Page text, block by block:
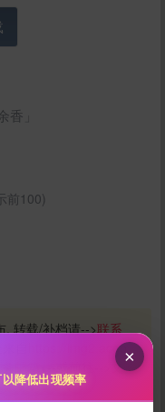
给千载琉璃打赏
」
前100)
, 转载/补档请-->联系
自
https://img2.acgb
文
×
降低出现频率